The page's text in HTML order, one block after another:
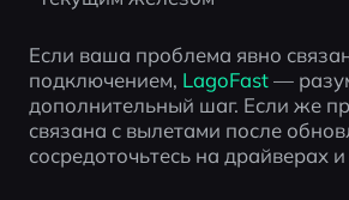
Если ваша проблема явно
подключением, LagoFast —
дополнительный шаг. Если же
связана с вылетами после
сосредоточьтесь на драйверах